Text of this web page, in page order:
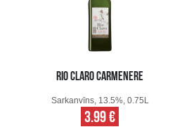
RIO CLARO CARMENERE
Sarkanvīns, 13.5%, 0.75L
3.99 €